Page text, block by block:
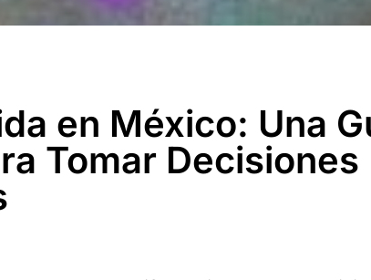
en México: Una
Tomar Decisiones